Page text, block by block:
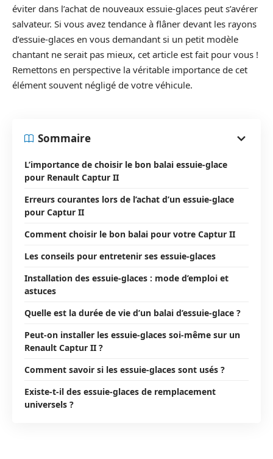
éviter dans l’achat de nouveaux essuie-glaces peut s’avérer
salvateur. Si vous avez tendance à flâner devant les rayons
d’essuie-glaces en vous demandant si un petit modèle
chantant ne serait pas mieux, cet article est fait pour vous !
Remettons en perspective la véritable importance de cet
élément souvent négligé de votre véhicule.
Sommaire
L’importance de choisir le bon balai essuie-glace
pour Renault Captur II
Erreurs courantes lors de l’achat d’un essuie-glace
pour Captur II
Comment choisir le bon balai pour votre Captur II
Les conseils pour entretenir ses essuie-glaces
Installation des essuie-glaces : mode d’emploi et
astuces
Quelle est la durée de vie d’un balai d’essuie-glace ?
Peut-on installer les essuie-glaces soi-même sur un
Renault Captur II ?
Comment savoir si les essuie-glaces sont usés ?
Existe-t-il des essuie-glaces de remplacement
universels ?